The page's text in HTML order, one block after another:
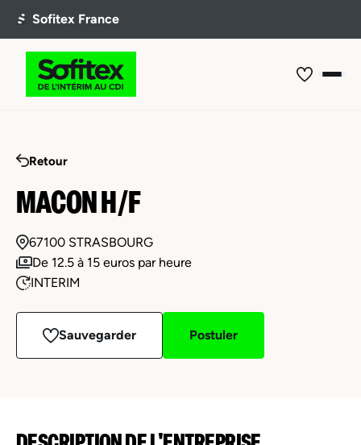
Retour
MACON H/F
67100 STRASBOURG
De 12.5 à 15 euros par heure
INTERIM
Sauvegarder Postuler